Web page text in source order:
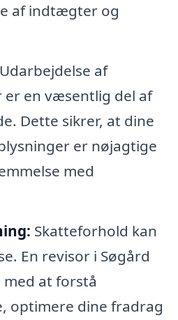
af indtægter og
Udarbejdelse af
er en væsentlig del af
Dette sikrer, at dine
er nøjagtige
med
Skatteforhold kan
En revisor i Søgård
at forstå
optimere dine fradrag